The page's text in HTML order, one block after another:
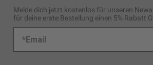
Melde dich jetzt kostenlos für unseren
für deine erste Bestellung einen 5% Rabatt